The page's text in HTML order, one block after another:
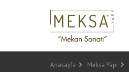
Anasayfa Meksa Yapı